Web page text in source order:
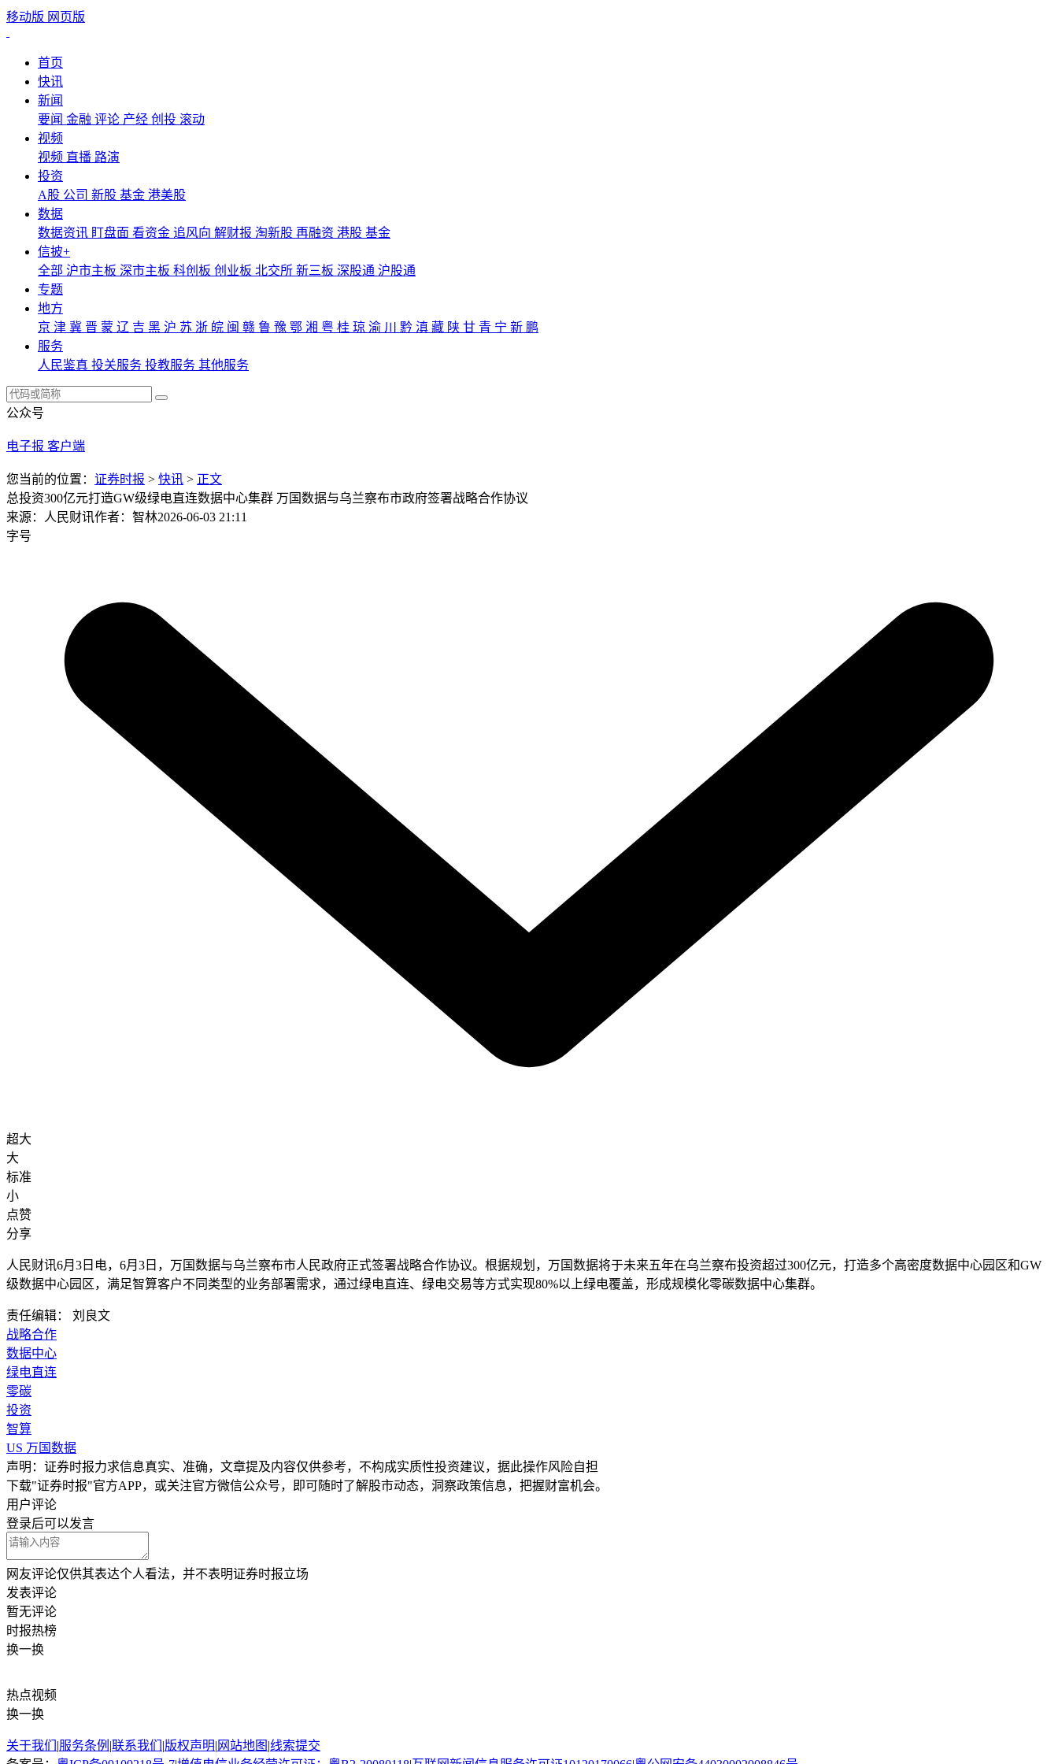
移动版 网页版
首页
快讯
新闻
要闻 金融 评论 产经 创投 滚动
视频
视频 直播 路演
投资
A股 公司 新股 基金 港美股
数据
数据资讯 盯盘面 看资金 追风向 解财报 淘新股 再融资 港股 基金
信披+
全部 沪市主板 深市主板 科创板 创业板 北交所 新三板 深股通 沪股通
专题
地方
京 津 冀 晋 蒙 辽 吉 黑 沪 苏 浙 皖 闽 赣 鲁 豫 鄂 湘 粤 桂 琼 渝 川 黔 滇 藏 陕 甘 青 宁 新 鹏
服务
人民鉴真 投关服务 投教服务 其他服务
公众号
电子报 客户端
您当前的位置： 证券时报 > 快讯 > 正文
总投资300亿元打造GW级绿电直连数据中心集群 万国数据与乌兰察布市政府签署战略合作协议
来源：人民财讯作者：智林2026-06-03 21:11
字号
超大
大
标准
小
点赞
分享
人民财讯6月3日电， 6月3日，万国数据与乌兰察布市人民政府正式签署战略合作协议。根据规划，万国数据将于未来五年在乌兰察布投资超过300亿元，打造多个高密度数据中心园区和GW
级数据中心园区，满足智算客户不同类型的业务部署需求，通过绿电直连、绿电交易等方式实现80%以上绿电覆盖，形成规模化零碳数据中心集群。
责任编辑： 刘良文
战略合作
数据中心
绿电直连
零碳
投资
智算
US 万国数据
声明：证券时报力求信息真实、准确，文章提及内容仅供参考，不构成实质性投资建议，据此操作风险自担
下载"证券时报"官方APP，或关注官方微信公众号，即可随时了解股市动态，洞察政策信息，把握财富机会。
用户评论
登录后可以发言
网友评论仅供其表达个人看法，并不表明证券时报立场
发表评论
暂无评论
时报热榜
换一换
热点视频
换一换
关于我们 |服务条例 |联系我们 |版权声明| 网站地图 |线索提交